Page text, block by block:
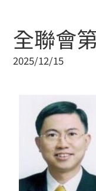
全聯會
2025/12/15